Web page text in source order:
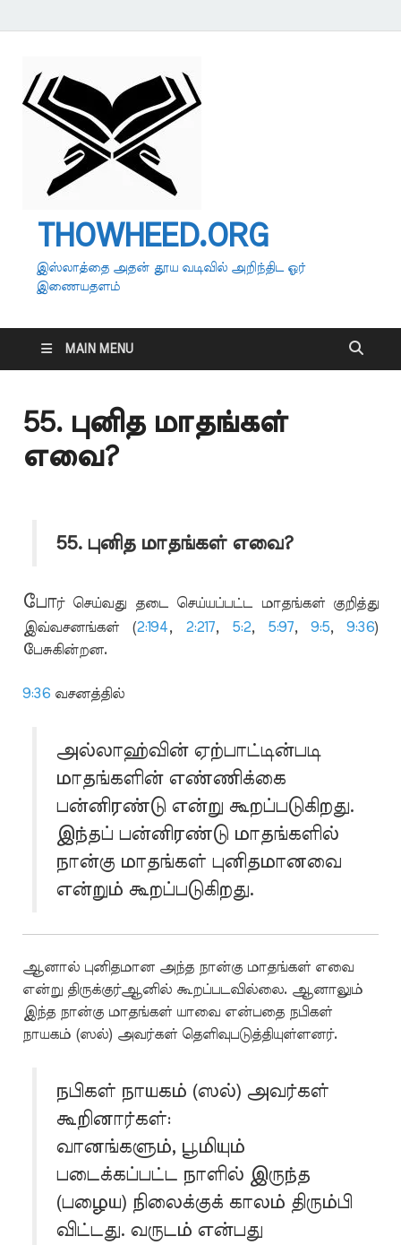
THOWHEED.ORG
இஸ்லாத்தை அதன் தூய வடிவில் அறிந்திட ஓர்
இணையதளம்
MAIN MENU
55. புனித மாதங்கள்
எவை?
55. புனித மாதங்கள் எவை?
போர் செய்வது தடை செய்யப்பட்ட மாதங்கள் குறித்து
இவ்வசனங்கள் (2:194, 2:217, 5:2, 5:97, 9:5, 9:36)
பேசுகின்றன.
9:36 வசனத்தில்
அல்லாஹ்வின் ஏற்பாட்டின்படி
மாதங்களின் எண்ணிக்கை
பன்னிரண்டு என்று கூறப்படுகிறது.
இந்தப் பன்னிரண்டு மாதங்களில்
நான்கு மாதங்கள் புனிதமானவை
என்றும் கூறப்படுகிறது.
ஆனால் புனிதமான அந்த நான்கு மாதங்கள் எவை
என்று திருக்குர்ஆனில் கூறப்படவில்லை. ஆனாலும்
இந்த நான்கு மாதங்கள் யாவை என்பதை நபிகள்
நாயகம் (ஸல்) அவர்கள் தெளிவுபடுத்தியுள்ளனர்.
நபிகள் நாயகம் (ஸல்) அவர்கள்
கூறினார்கள்:
வானங்களும், பூமியும்
படைக்கப்பட்ட நாளில் இருந்த
(பழைய) நிலைக்குக் காலம் திரும்பி
விட்டது. வருடம் என்பது